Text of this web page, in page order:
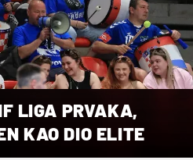
LIGA PRVAKA,
KAO DIO ELITE